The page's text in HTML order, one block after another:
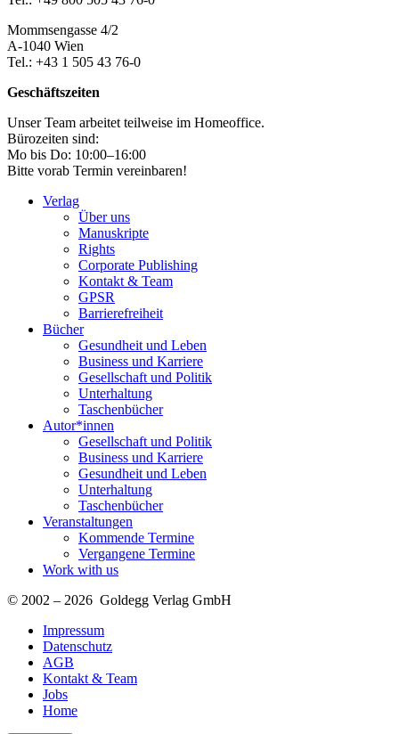
Mommsengasse 4/2
A-1040 Wien
Tel.: +43 1 505 43 76-0
Geschäftszeiten
Unser Team arbeitet teilweise im Homeoffice.
Bürozeiten sind:
Mo bis Do: 10:00–16:00
Bitte vorab Termin vereinbaren!
Verlag
Über uns
Manuskripte
Rights
Corporate Publishing
Kontakt & Team
GPSR
Barrierefreiheit
Bücher
Gesundheit und Leben
Business und Karriere
Gesellschaft und Politik
Unterhaltung
Taschenbücher
Autor*innen
Gesellschaft und Politik
Business und Karriere
Gesundheit und Leben
Unterhaltung
Taschenbücher
Veranstaltungen
Kommende Termine
Vergangene Termine
Work with us
© 2002 – 2026 Goldegg Verlag GmbH
Impressum
Datenschutz
AGB
Kontakt & Team
Jobs
Home